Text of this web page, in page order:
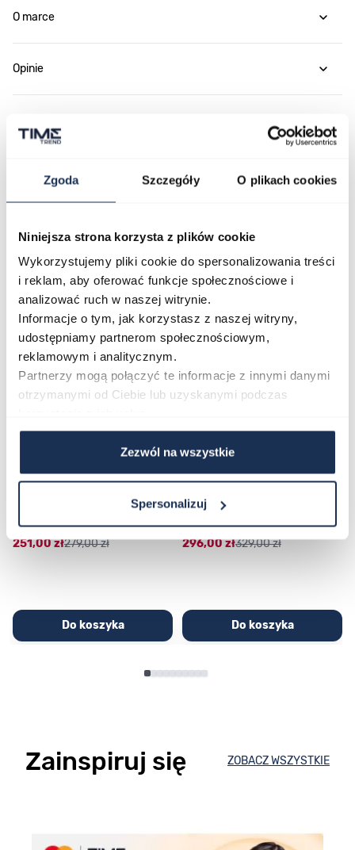
Zgoda Szczegóły O plikach cookies
Niniejsza strona korzysta z plików cookie
Wykorzystujemy pliki cookie do spersonalizowania treści
i reklam, aby oferować funkcje społecznościowe i
analizować ruch w naszej witrynie.
Informacje o tym, jak korzystasz z naszej witryny,
udostępniamy partnerom społecznościowym,
reklamowym i analitycznym.
Partnerzy mogą połączyć te informacje z innymi danymi
otrzymanymi od Ciebie lub uzyskanymi podczas
Zezwól na wszystkie
Spersonalizuj
O marce
Opinie
Najczęściej kupowane
Poruszanie się po elementach karuzeli jest możliwe za pomocą
Naciśnij, aby pominąć karuzelę
Naciśnij, aby przejść do nawigacji karuzeli
CASIO Sport AE-1200WHD-
251,00 zł279,00 zł
Do koszyka
Casio Sport AQ-230GA-
9DMQYES
03311457
296,00 zł329,00 zł
Do koszyka
Zainspiruj się ZOBACZ WSZYSTKIE